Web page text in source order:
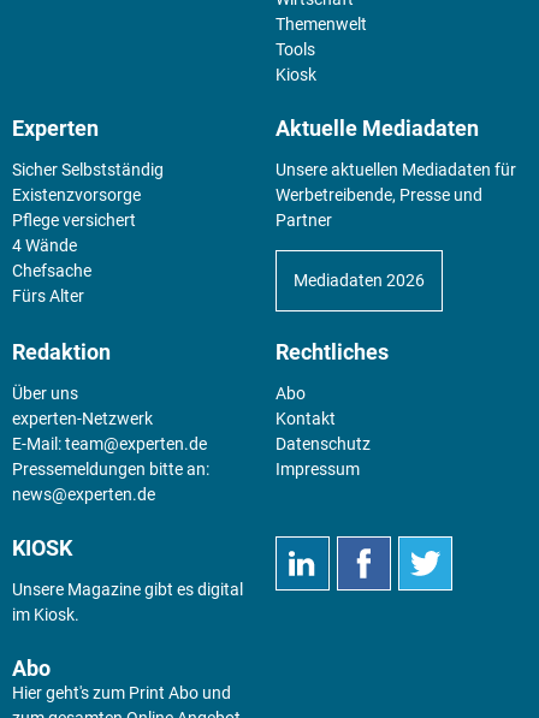
Wirtschaft
Themenwelt
Tools
Kiosk
Experten
Sicher Selbstständig
Existenz­vorsorge
Pflege versichert
4 Wände
Chefsache
Fürs Alter
Aktuelle Mediadaten
Unsere aktuellen Mediadaten für
Werbetreibende, Presse und
Partner
Mediadaten 2026
Redaktion
Über uns
experten-Netzwerk
E-Mail: team@experten.de
Pressemeldungen bitte an:
news@experten.de
Rechtliches
Abo
Kontakt
Datenschutz
Impressum
KIOSK
Unsere Magazine gibt es digital
im Kiosk.
Abo
Hier geht's zum Print Abo und